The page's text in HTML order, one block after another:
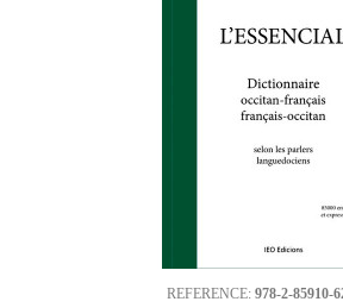
REFERENCE: 978-2-85910-